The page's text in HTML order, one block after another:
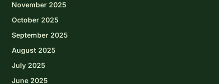
November 2025
October 2025
September 2025
August 2025
July 2025
June 2025